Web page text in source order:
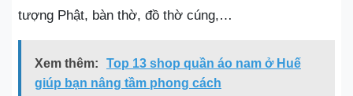
tượng Phật, bàn thờ, đồ thờ cúng,…
Xem thêm:
Top 13 shop quần áo nam ở Huế
giúp bạn nâng tầm phong cách